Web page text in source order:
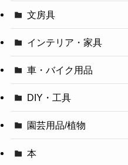
文房具
インテリア・家具
車・バイク用品
DIY・工具
園芸用品/植物
本